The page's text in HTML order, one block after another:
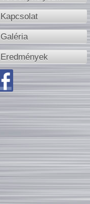
Kapcsolat
Galéria
Eredmények